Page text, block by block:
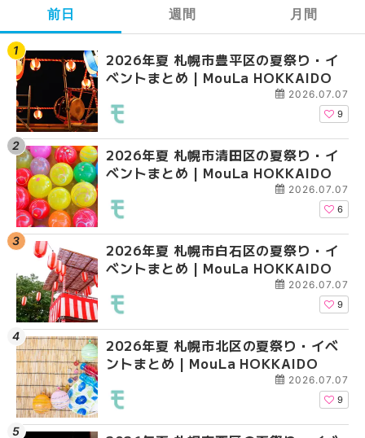
前日
2026年夏 札幌市豊平区の夏祭り・イ
ベントまとめ | MouLa HOKKAIDO
2026.07.07
9
2026年夏 札幌市清田区の夏祭り・イ
ベントまとめ | MouLa HOKKAIDO
2026.07.07
6
2026年夏 札幌市白石区の夏祭り・イ
ベントまとめ | MouLa HOKKAIDO
2026.07.07
9
2026年夏 札幌市北区の夏祭り・イベ
ントまとめ | MouLa HOKKAIDO
2026.07.07
9
週間
【2026年最新】札幌
ガーデン｜オープン日
大通公園から穴場テ
2026年夏 札幌市白石
ベントまとめ |
2026年夏 札幌市西区
ントまとめ | MouLa
2026年夏 札幌市豊平
ベントまとめ |
月間
【2026年最新】札幌
ガーデン｜オープン日
大通公園から穴場テ
2026年夏 札幌市北区
ントまとめ | MouLa
2026年夏 札幌市白石
ベントまとめ |
2026年夏 札幌市西区
ントまとめ | MouLa